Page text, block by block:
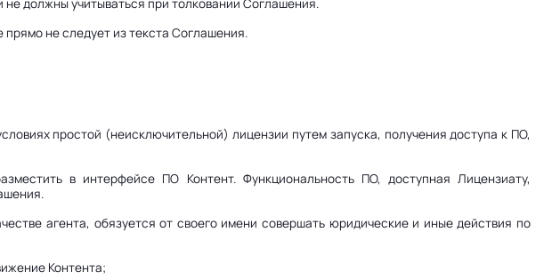
не должны учитываться при толковании Соглашения.
не следует из текста Соглашения.
простой (неисключительной) лицензии путем запуска, получения доступа к ПО,
в интерфейсе ПО Контент. Функциональность ПО, доступная Лицензиату,
агента, обязуется от своего имени совершать юридические и иные действия по
Контента;